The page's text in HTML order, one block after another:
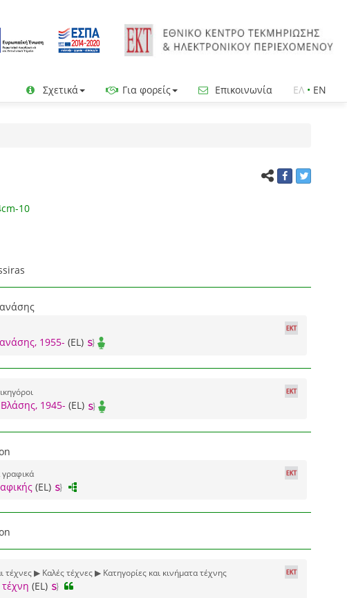
Σχετικά Για φορείς Επικοινωνία ΕΛ • EN
10
1955- (EL)
1945- (EL)
γραφικά
(EL)
τέχνες ▶ Καλές τέχνες ▶ Κατηγορίες και κινήματα τέχνης
(EL)